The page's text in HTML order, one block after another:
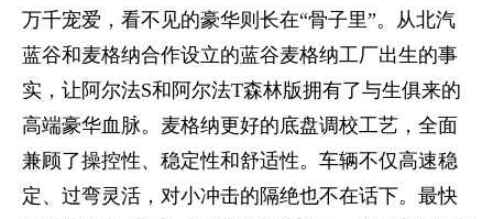
万千宠爱，看不见的豪华则长在“骨子里”。从北汽
蓝谷和麦格纳合作设立的蓝谷麦格纳工厂出生的事
实，让阿尔法S和阿尔法T森林版拥有了与生俱来的
高端豪华血脉。麦格纳更好的底盘调校工艺，全面
兼顾了操控性、稳定性和舒适性。车辆不仅高速稳
定、过弯灵活，对小冲击的隔绝也不在话下。最快